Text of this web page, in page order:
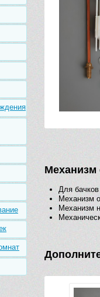
Механизм
Для
Механизм
Механизм